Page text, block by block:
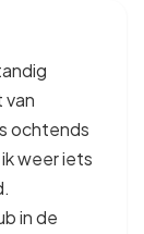
van
ochtends
weer iets
in de